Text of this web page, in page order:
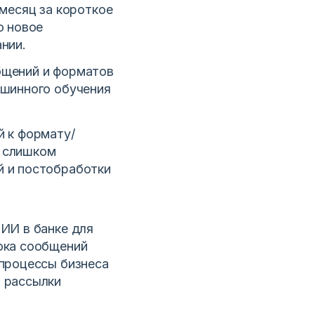
за короткое
новое
и форматов
обучения
к формату/
постобработки
в банке для
сообщений
бизнеса